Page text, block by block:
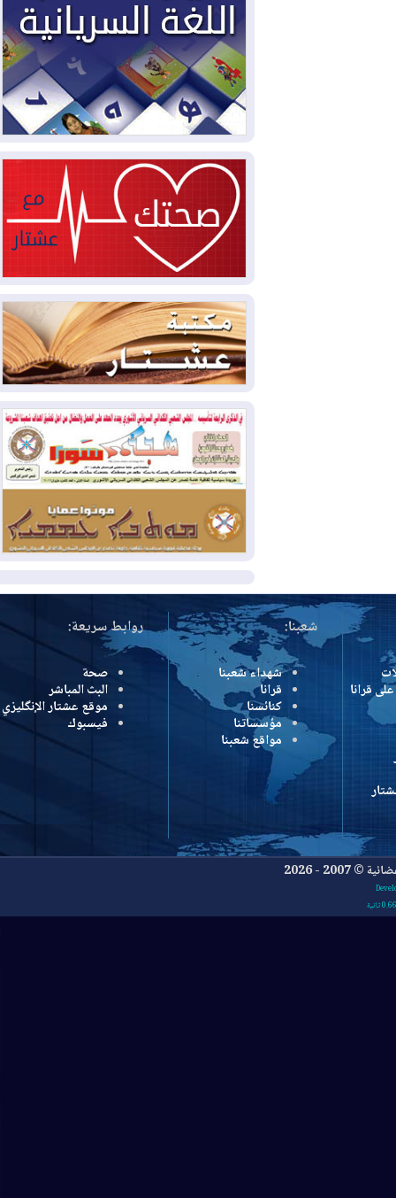
سبتة تتصاعد وتضغط على مدريد
2026-08-05
لمدة عام.. بدء توريد 100
مليون قدم مكعب يومياً من غاز كورمور في
إقليم كوردستان إلى وزارة الكهرباء العراقية
2026-08-05
15كارثة بيئية ومناخية ترسم
ملامح أخطر التحديات التي تواجه العراق
اليوم
2026-08-05
حرائق فرنسا.. توقيف 402
شخص بينهم 156 قاصرا منذ بداية موسم
2026-08-04سومو: إنتاج النفط في إقليم
كوردستان انخفض إلى أقل من 10%
2026-08-04ملفات حقبة الكاظمي تعود إلى
الواجهة.. أنباء عن مراجعات قضائية
وتحقيقات أوسع في قضايا فساد
2026-08-04
بيترو يشكو تزوير الانتخابات
الرئاسية ويحذر من "حرب أهلية" في
كولومبيا
2026-08-03
رئيس إقليم كوردستان في
دمشق في زيارة رسمية
شعبنا:
شهداء شعبنا
قرانا
كنائسنا
مؤسساتنا
مواقع شعبنا
روابط سريعة:
صحة
البث المباشر
موقع عشتار الإنگليزي
فيسبوك
2026